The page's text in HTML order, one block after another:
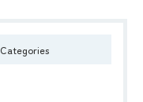
Categories